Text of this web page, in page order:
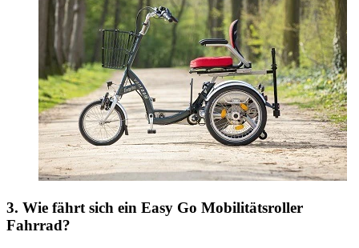
3. Wie fährt sich ein Easy Go Mobilitätsroller
Fahrrad?